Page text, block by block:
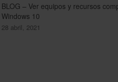
BLOG – Ver equipos y recursos
Windows 10
28 abril, 2021